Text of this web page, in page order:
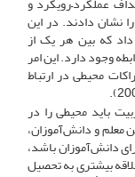
نشان دادند. در این
و همکاران(2008) نشان داد که بین هر یک از
وجود دارد. این امر
محیطی در ارتباط
باید محیطی را در
معلم و دانش‌آموزان،
دانش‌آموزان باشد،
بیشتری به تحصیل